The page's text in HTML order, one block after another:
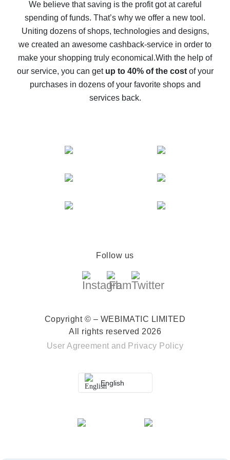
10% cash back on AliExpress - the impossible is
possible
The best cash back on AliExpress - how to find it
The best cash back service for AliExpress - let's
compare offers
We believe that saving is the profit got at careful
spending of funds. That’s why we offer a new tool.
Uniting dozens of shops, technologies and designs,
we created an awesome cashback-service in order to
make your shopping truly economical.With the help of
our service, you can get up to 40% of the costof your
purchases in dozens of your favorite shops and
services back.
Follow us
Copyright © – WEBIMATIC LIMITED
All rights reserved 2026
User Agreement and Privacy Policy
English